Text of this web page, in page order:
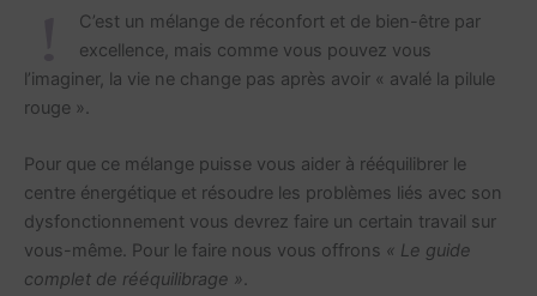
C’est un mélange de réconfort et de bien-être par
excellence, mais comme vous pouvez vous
l’imaginer, la vie ne change pas après avoir « avalé la pilule
rouge ».
Pour que ce mélange puisse vous aider à rééquilibrer le
centre énergétique et résoudre les problèmes liés avec son
dysfonctionnement vous devrez faire un certain travail sur
vous-même. Pour le faire nous vous offrons « Le guide
complet de rééquilibrage ».